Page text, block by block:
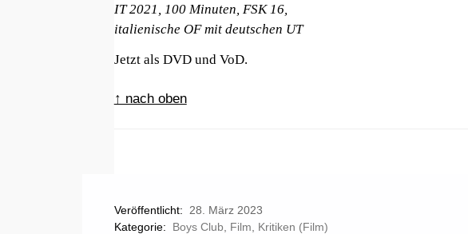
IT 2021, 100 Minuten, FSK 16,
italienische OF mit deutschen UT
Jetzt als DVD und VoD.
↑ nach oben
Veröffentlicht:
28. März 2023
Kategorie:
Boys Club, Film
Kritiken (Film)